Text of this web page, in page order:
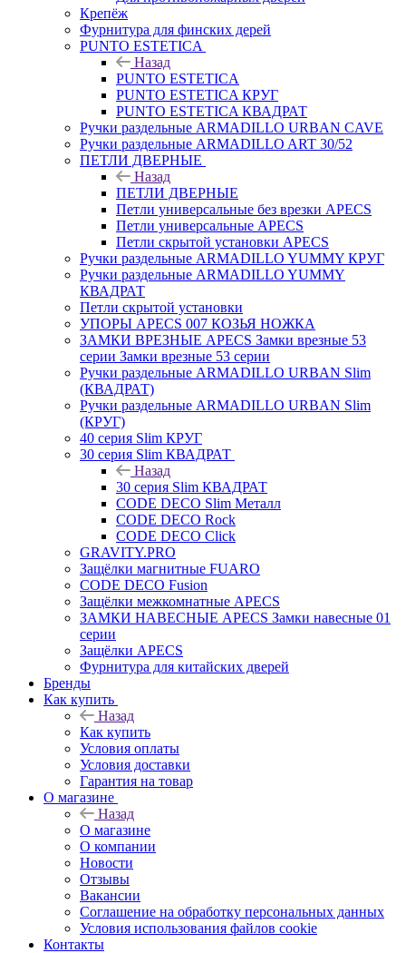
Крепёж
Фурнитура для финских дерей
PUNTO ESTETICA
Назад
PUNTO ESTETICA
PUNTO ESTETICA КРУГ
PUNTO ESTETICA КВАДРАТ
Ручки раздельные ARMADILLO URBAN CAVE
Ручки раздельные ARMADILLO ART 30/52
ПЕТЛИ ДВЕРНЫЕ
Назад
ПЕТЛИ ДВЕРНЫЕ
Петли универсальные без врезки APECS
Петли универсальные APECS
Петли скрытой установки APECS
Ручки раздельные ARMADILLO YUMMY КРУГ
Ручки раздельные ARMADILLO YUMMY
КВАДРАТ
Петли скрытой установки
УПОРЫ APECS 007 КОЗЬЯ НОЖКА
ЗАМКИ ВРЕЗНЫЕ APECS Замки врезные 53
серии Замки врезные 53 серии
Ручки раздельные ARMADILLO URBAN Slim
(КВАДРАТ)
Ручки раздельные ARMADILLO URBAN Slim
(КРУГ)
40 серия Slim КРУГ
30 серия Slim КВАДРАТ
Назад
30 серия Slim КВАДРАТ
CODE DECO Slim Металл
CODE DECO Rock
CODE DECO Click
GRAVITY.PRO
Защёлки магнитные FUARO
CODE DECO Fusion
Защёлки межкомнатные APECS
ЗАМКИ НАВЕСНЫЕ APECS Замки навесные 01
серии
Защёлки APECS
Фурнитура для китайских дверей
Бренды
Как купить
Назад
Как купить
Условия оплаты
Условия доставки
Гарантия на товар
О магазине
Назад
О магазине
О компании
Новости
Отзывы
Вакансии
Соглашение на обработку персональных данных
Условия использования файлов cookie
Контакты